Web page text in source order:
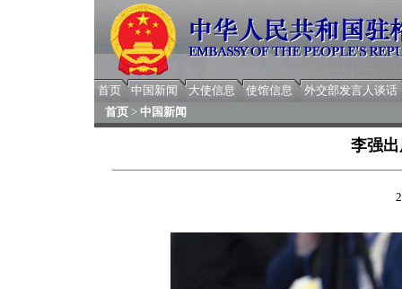
首页 中国新闻 大使信息 使馆信息
外交部发言人谈话
首页 > 中国新闻
李强